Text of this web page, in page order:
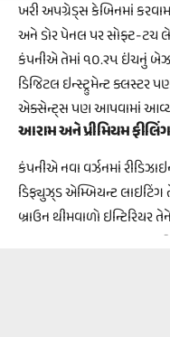
ખરી અપગ્રેડ્સ કેબિનમાં
અને ડોર પેનલ પર સોફ્ટ-ટચ
કંપનીએ તેમાં ૧૦.૨૫ ઇંચનું
ડિજિટલ ઇન્સ્ટ્રુમેન્ટ ક્લસ્ટર
એક્સેન્ટ્સ પણ આપવામાં
આરામ અને પ્રીમિયમ
કંપનીએ નવા વર્ઝનમાં
ડિફ્યુઝ્ડ એમ્બિયન્ટ લાઇટિંગ
બ્રાઉન થીમવાળો
-